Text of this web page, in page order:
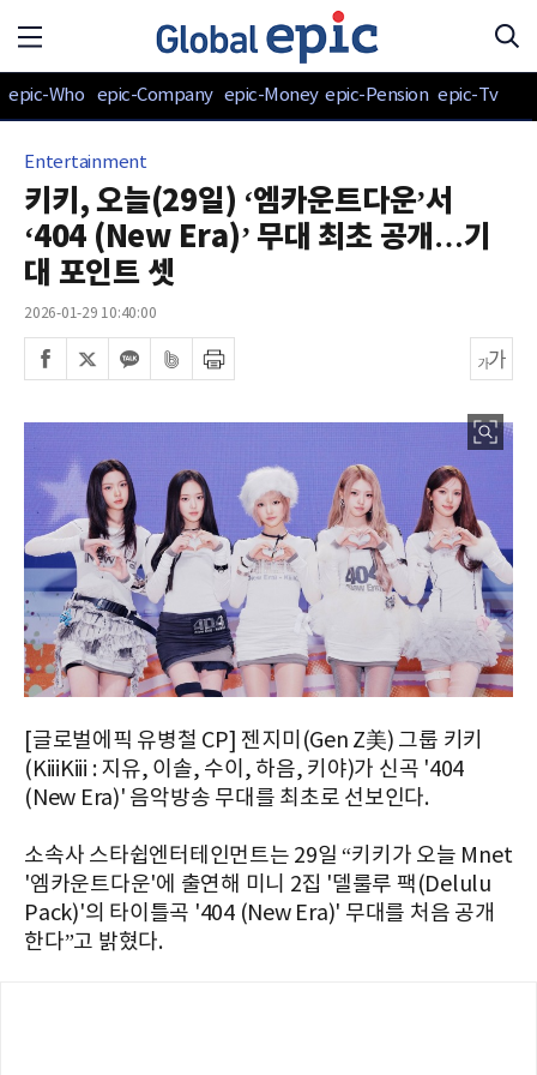
epic-Who epic-Company epic-Money epic-Pension epic-Tv
Entertainment
키키, 오늘(29일) ‘엠카운트다운’서
‘404 (New Era)’ 무대 최초 공개…기
대 포인트 셋
2026-01-29 10:40:00
[글로벌에픽 유병철 CP] 젠지미(Gen Z美) 그룹 키키
(KiiiKiii : 지유, 이솔, 수이, 하음, 키야)가 신곡 '404
(New Era)' 음악방송 무대를 최초로 선보인다.
소속사 스타쉽엔터테인먼트는 29일 “키키가 오늘 Mnet
'엠카운트다운'에 출연해 미니 2집 '델룰루 팩(Delulu
Pack)'의 타이틀곡 '404 (New Era)' 무대를 처음 공개
한다”고 밝혔다.